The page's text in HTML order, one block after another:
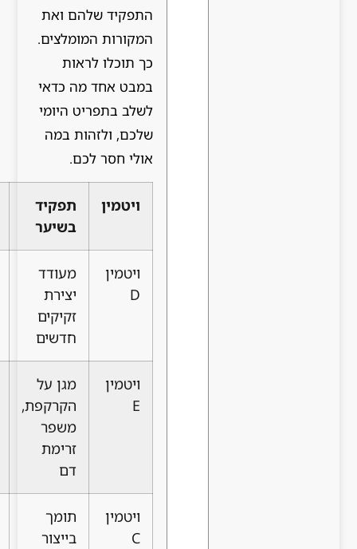
התפקיד שלהם ואת
המקורות המומלצים.
כך תוכלו לראות
במבט אחד מה כדאי
לשלב בתפריט היומי
שלכם, ולזהות במה
אולי חסר לכם.
תפקיד
מקורות
עיקריים
מעודד
יצירת
שמש,
דגים
שמנים,
ביצים
מגן על
הקרקפת,
אגוזים,
זרעים,
שמנים
צמחיים
תומך
בייצור
פירות
הדר,